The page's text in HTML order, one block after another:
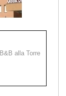
alla Torre